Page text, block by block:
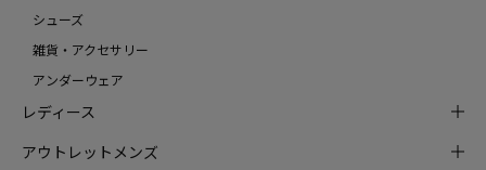
シューズ
雑貨・アクセサリー
アンダーウェア
レディース
アウトレットメンズ